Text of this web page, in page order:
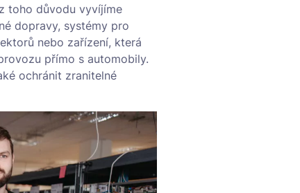
toho důvodu vyvíjíme
dopravy, systémy pro
nebo zařízení, která
přímo s automobily.
ochránit zranitelné